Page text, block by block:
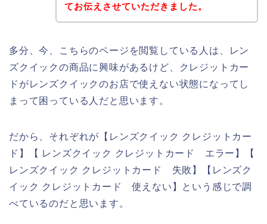
てお伝えさせていただきました。
多分、今、こちらのページを閲覧している人は、レン
ズクイックの商品に興味があるけど、クレジットカー
ドがレンズクイックのお店で使えない状態になってし
まって困っている人だと思います。
だから、それぞれが【レンズクイック クレジットカー
ド】【 レンズクイック クレジットカード エラー】【
レンズクイック クレジットカード 失敗】【レンズク
イック クレジットカード 使えない】という感じで調
べているのだと思います。